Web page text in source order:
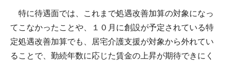
特に待遇面では、これまで処遇改善加算の対象になっ
てこなかったことや、１０月に創設が予定されている特
定処遇改善加算でも、居宅介護支援が対象から外れてい
ることで、勤続年数に応じた賃金の上昇が期待できにく